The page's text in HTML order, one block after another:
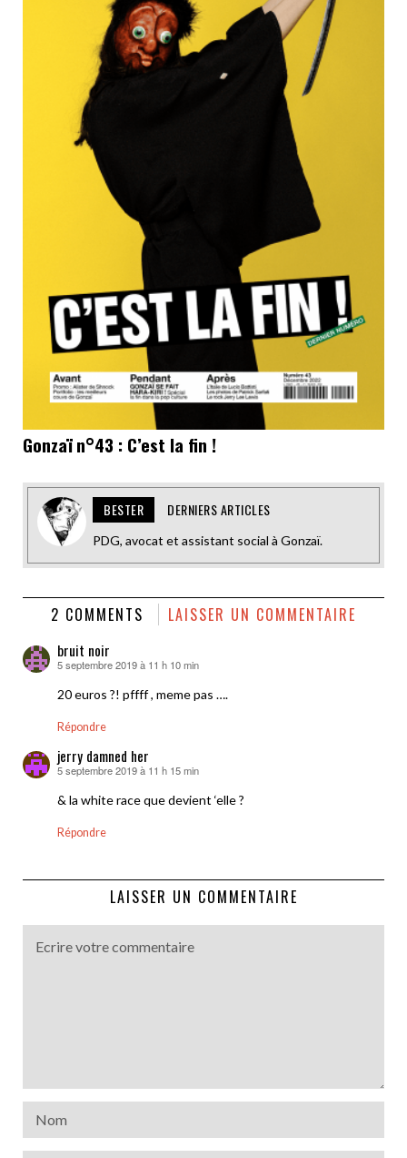
Gonzaï n°43 : C’est la fin !
BESTER DERNIERS ARTICLES
PDG, avocat et assistant social à Gonzaï.
2 COMMENTS LAISSER UN COMMENTAIRE
bruit noir
dit :
5 septembre 2019 à 11 h 10 min
20 euros ?! pffff , meme pas ….
Répondre
jerry damned her
dit :
5 septembre 2019 à 11 h 15 min
& la white race que devient ‘elle ?
Répondre
LAISSER UN COMMENTAIRE